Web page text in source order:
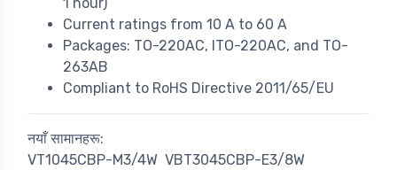
1 hour)
Current ratings from 10 A to 60 A
Packages: TO-220AC, ITO-220AC, and TO-
263AB
Compliant to RoHS Directive 2011/65/EU
नयाँ सामानहरू:
VT1045CBP-M3/4W VBT3045CBP-E3/8W